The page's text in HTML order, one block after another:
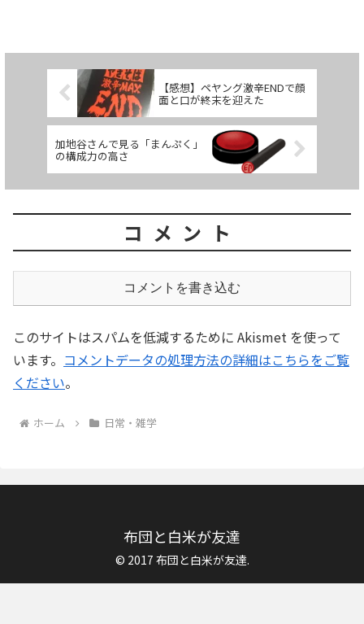
【感想】ペヤング激辛ENDで顔
面と口が終末を迎えた
加地谷さんで見る「まんぷく」
の構成力の高さ
コメント
コメントを書き込む
このサイトはスパムを低減するために Akismet を使って
います。 コメントデータの処理方法の詳細はこちらをご覧
ください。
ホーム 日常・雑学
布団と白米が友達
© 2017 布団と白米が友達.